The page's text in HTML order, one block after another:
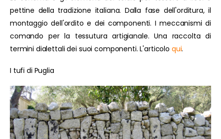
pettine della tradizione italiana. Dalla fase dell'orditura, il
montaggio dell'ordito e dei componenti. I meccanismi di
comando per la tessutura artigianale. Una raccolta di
termini dialettali dei suoi componenti. L'articolo qui.
I tufi di Puglia